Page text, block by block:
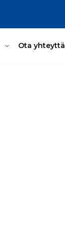
Ota yhteyttä